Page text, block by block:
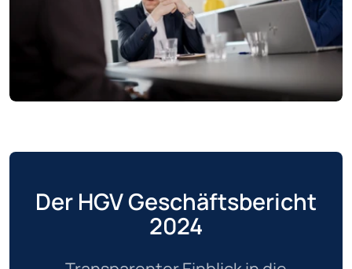
Der HGV Geschäftsbericht
2024